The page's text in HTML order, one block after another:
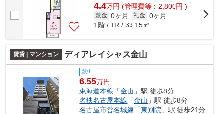
4.4万円 (管理費等：2,800円 )
敷金 0ヶ月 礼金 0ヶ月
1階 / 1R / 33.15㎡
賃貸 | マンション ディアレイシャス金山
敷0
6.55万円
東海道本線 「金山 」駅 徒歩8分
名鉄名古屋本線 「金山 」駅 徒歩8分
名古屋市営名城線 「東別院 」駅 徒歩21分